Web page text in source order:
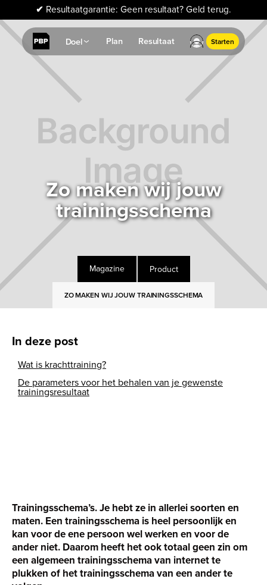
✔ Resultaatgarantie: Geen resultaat? Geld terug.
Doel Plan Resultaat Starten
Zo maken wij jouw
trainingsschema
Magazine Product
ZO MAKEN WIJ JOUW TRAININGSSCHEMA
In deze post
Wat is krachttraining?
De parameters voor het behalen van je gewenste
trainingsresultaat
Trainingsschema’s. Je hebt ze in allerlei soorten en
maten. Een trainingsschema is heel persoonlijk en
kan voor de ene persoon wel werken en voor de
ander niet. Daarom heeft het ook totaal geen zin om
een algemeen trainingsschema van internet te
plukken of het trainingsschema van een ander te